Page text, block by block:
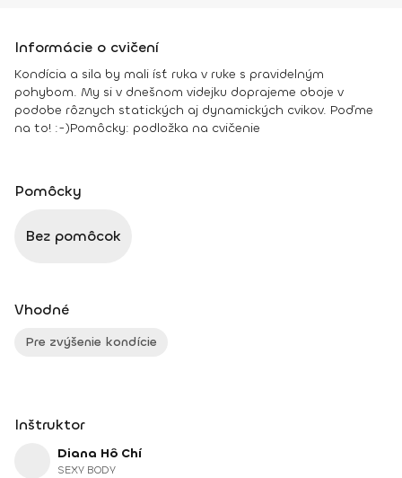
Informácie o cvičení
Kondícia a sila by mali ísť ruka v ruke s pravidelným
pohybom. My si v dnešnom videjku doprajeme oboje v
podobe rôznych statických aj dynamických cvikov. Poďme
na to! :-)Pomôcky: podložka na cvičenie
Pomôcky
Bez pomôcok
Vhodné
Pre zvýšenie kondície
Inštruktor
Diana Hô Chí
SEXY BODY